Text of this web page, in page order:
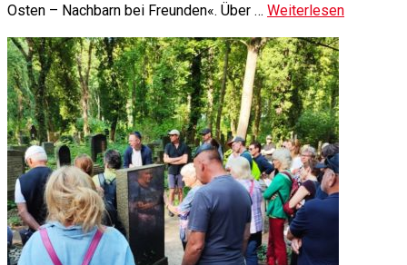
Osten – Nachbarn bei Freunden«. Über … Weiterlesen